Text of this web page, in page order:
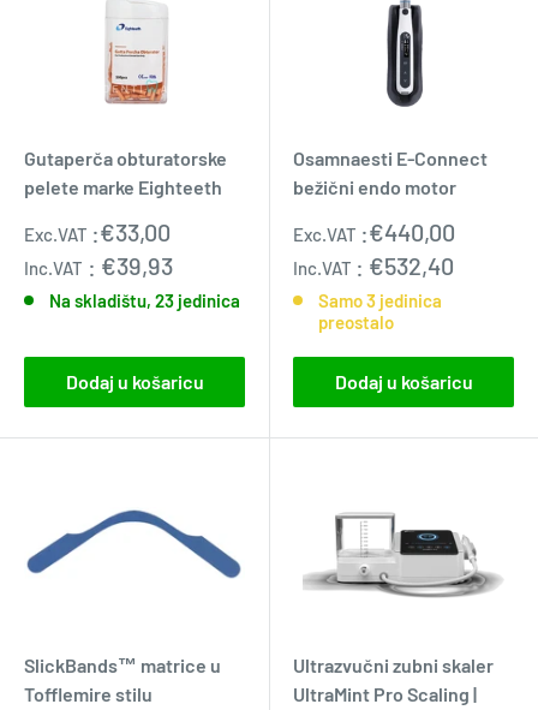
Gutaperča obturatorske
pelete marke Eighteeth
Prodajna
cijena
Exc.VAT :€33,00
Inc.VAT : €39,93
Na skladištu, 23 jedinica
Dodaj u košaricu
Osamnaesti E-Connect
bežični endo motor
Standardna
cijena
Exc.VAT :€440,00
Inc.VAT : €532,40
Samo 3 jedinica
preostalo
Dodaj u košaricu
SlickBands™ matrice u
Tofflemire stilu
Ultrazvučni zubni skaler
UltraMint Pro Scaling |